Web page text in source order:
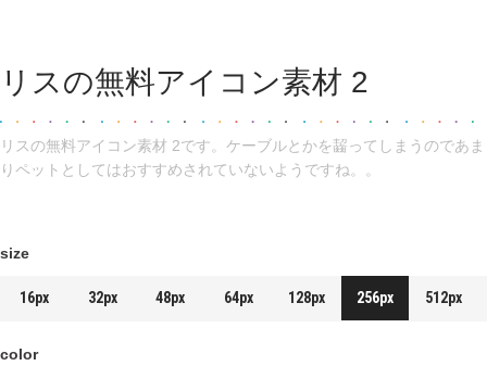
リスの無料アイコン素材 2
リスの無料アイコン素材 2です。ケーブルとかを齧ってしまうのであま
りペットとしてはおすすめされていないようですね。。
size
16px 32px 48px 64px 128px 256px 512px
color